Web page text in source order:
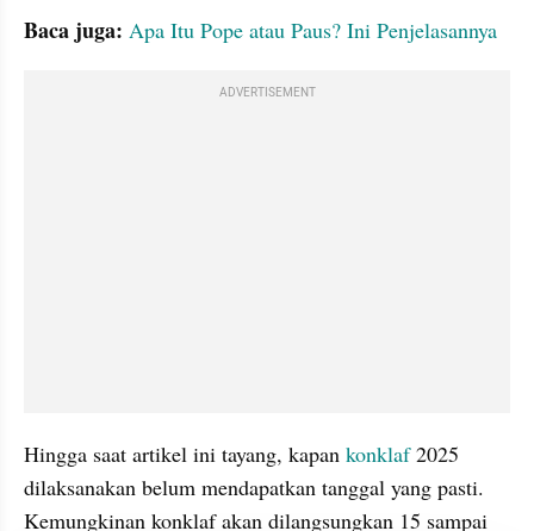
Baca juga: Apa Itu Pope atau Paus? Ini Penjelasannya
ADVERTISEMENT
Hingga saat artikel ini tayang, kapan konklaf 2025
dilaksanakan belum mendapatkan tanggal yang pasti.
Kemungkinan konklaf akan dilangsungkan 15 sampai